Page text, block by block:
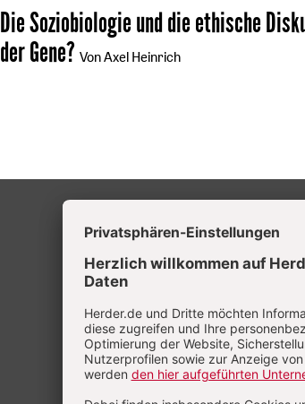
Die Soziobiologie und die ethische
der Gene? Von Axel Heinrich